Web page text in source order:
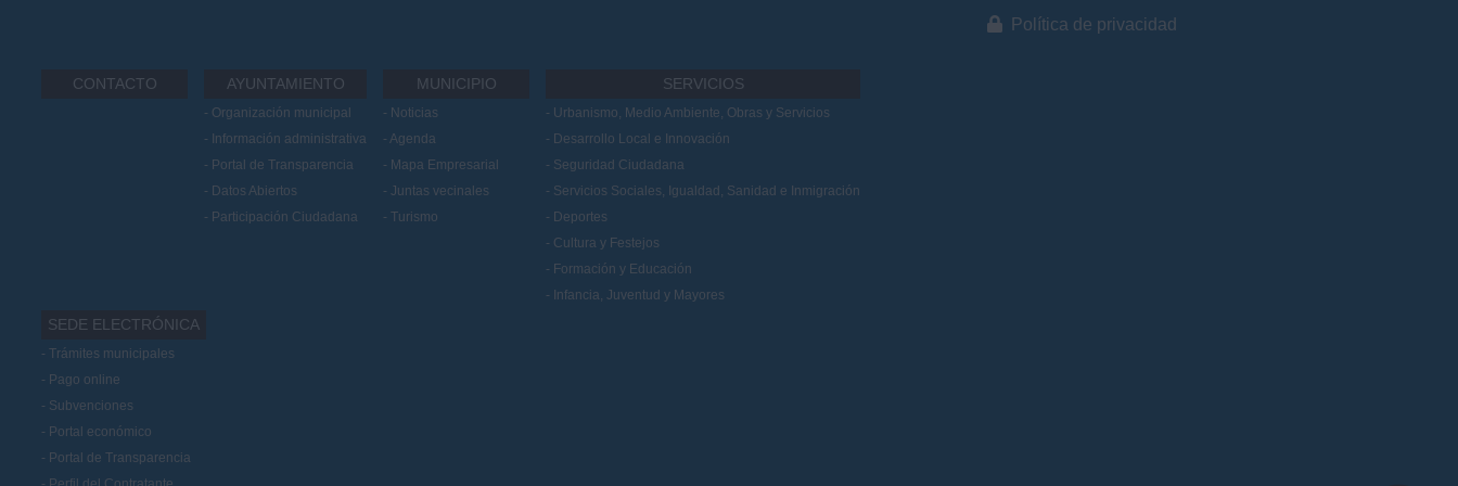
CONTACTO AYUNTAMIENTO
Organización municipal
Información administrativa
Portal de Transparencia
Datos Abiertos
Participación Ciudadana
MUNICIPIO
Noticias
Agenda
Mapa Empresarial
Juntas vecinales
Turismo
SERVICIOS
Urbanismo, Medio Ambiente, Obras y Servicios
Desarrollo Local e Innovación
Seguridad Ciudadana
Servicios Sociales, Igualdad, Sanidad e Inmigración
Deportes
Cultura y Festejos
Formación y Educación
Infancia, Juventud y Mayores
SEDE ELECTRÓNICA
Trámites municipales
Pago online
Subvenciones
Portal económico
Portal de Transparencia
Política de privacidad